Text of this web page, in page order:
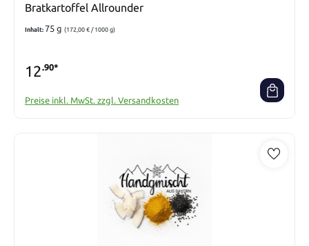
Bratkartoffel Allrounder
Inhalt: 75 g (172,00 € / 1000 g)
12 .90*
Preise inkl. MwSt. zzgl. Versandkosten